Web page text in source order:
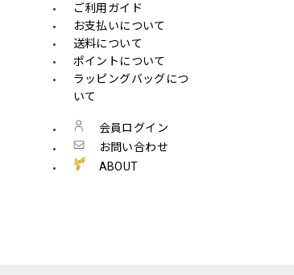
ご利用ガイド
お支払いについて
送料について
ポイントについて
ラッピングバッグにつ
いて
会員ログイン
お問い合わせ
ABOUT